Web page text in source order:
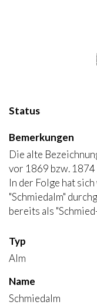
Status
Bemerkungen
Die alte
vor 1869 bzw.
In der Folge hat
"Schmiedalm"
bereits als
Typ
Alm
Name
Schmiedalm